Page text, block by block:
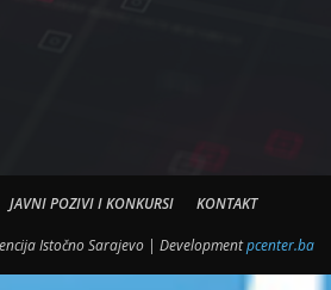
JAVNI POZIVI I KONKURSI KONTAKT
Istočno Sarajevo | Developmentpcenter.ba